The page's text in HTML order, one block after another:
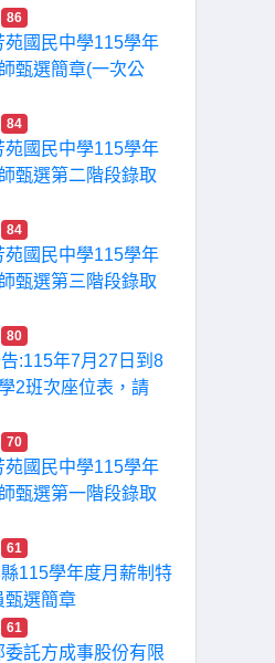
86
苑國民中學115學年
甄選簡章(一次公
84
苑國民中學115學年
甄選第二階段錄取
84
苑國民中學115學年
甄選第三階段錄取
80
:115年7月27日到8
2班次座位表，請
70
苑國民中學115學年
甄選第一階段錄取
61
115學年度月薪制特
甄選簡章
61
委託方成事股份有限